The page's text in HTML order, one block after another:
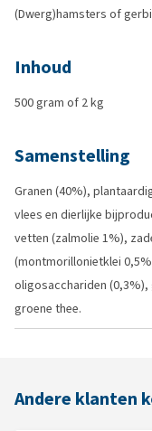
(Dwerg)hamsters of
Inhoud
500 gram of 2 kg
Samenstelling
Granen (40%),
vlees en dierlijke
vetten (zalmolie 1%),
(montmorillonietklei
oligosacchariden
groene thee.
Andere klanten